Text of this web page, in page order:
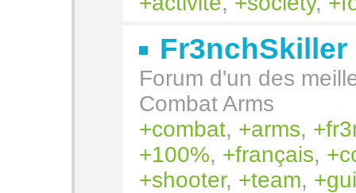
Fr3nchSkiller
Forum d'un des
Combat Arms
combat, arms,
100%, français,
shooter, team,